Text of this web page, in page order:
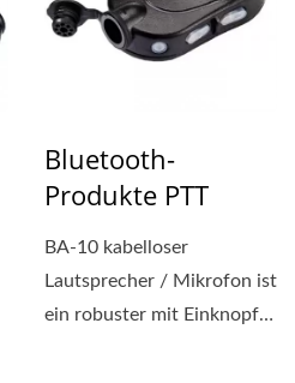
Bluetooth-
Produkte PTT
BA-10 kabelloser
Lautsprecher / Mikrofon ist
ein robuster mit Einknopf-